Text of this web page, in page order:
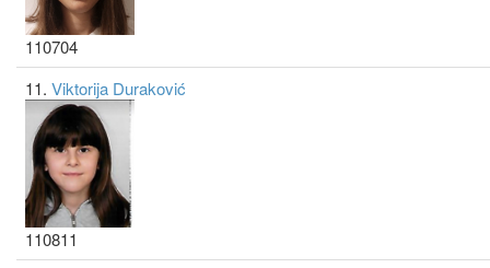
110704
11. Viktorija Duraković
110811